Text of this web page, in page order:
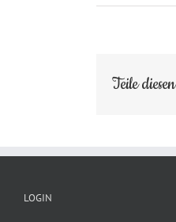
Teile
LOGIN